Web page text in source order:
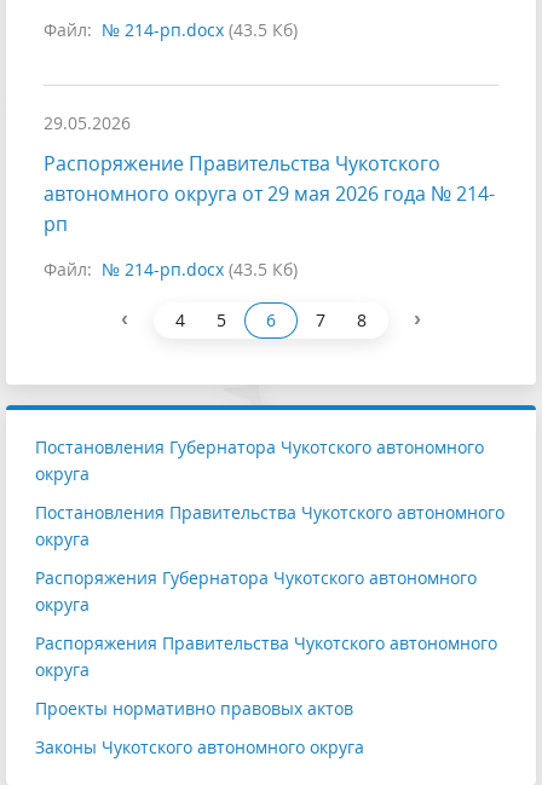
Файл: № 214-рп.docx (43.5 Кб)
29.05.2026
Распоряжение Правительства Чукотского
автономного округа от 29 мая 2026 года № 214-
рп
Файл: № 214-рп.docx (43.5 Кб)
‹ 4 5 6 7 8 ›
Постановления Губернатора Чукотского автономного
округа
Постановления Правительства Чукотского автономного
округа
Распоряжения Губернатора Чукотского автономного
округа
Распоряжения Правительства Чукотского автономного
округа
Проекты нормативно правовых актов
Законы Чукотского автономного округа